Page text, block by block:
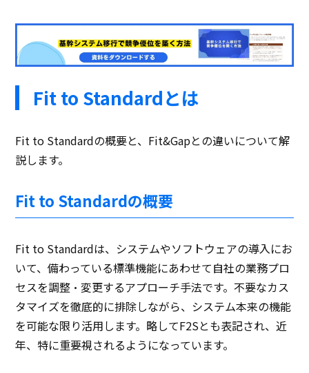
Fit to Standardとは
Fit to Standardの概要と、Fit&Gapとの違いについて解
説します。
Fit to Standardの概要
Fit to Standardは、システムやソフトウェアの導入にお
いて、備わっている標準機能にあわせて自社の業務プロ
セスを調整・変更するアプローチ手法です。不要なカス
タマイズを徹底的に排除しながら、システム本来の機能
を可能な限り活用します。略してF2Sとも表記され、近
年、特に重要視されるようになっています。